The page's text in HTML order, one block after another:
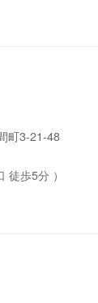
町3-21-48
徒歩5分 ）